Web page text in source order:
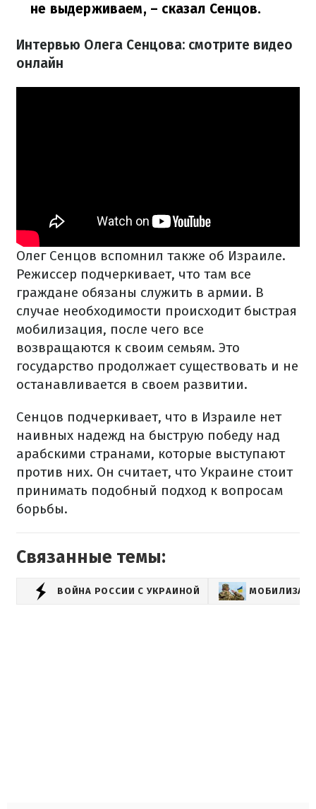
не выдерживаем, – сказал Сенцов.
Интервью Олега Сенцова: смотрите видео
онлайн
Олег Сенцов вспомнил также об Израиле.
Режиссер подчеркивает, что там все
граждане обязаны служить в армии. В
случае необходимости происходит быстрая
мобилизация, после чего все
возвращаются к своим семьям. Это
государство продолжает существовать и не
останавливается в своем развитии.
Сенцов подчеркивает, что в Израиле нет
наивных надежд на быструю победу над
арабскими странами, которые выступают
против них. Он считает, что Украине стоит
принимать подобный подход к вопросам
борьбы.
Связанные темы:
ВОЙНА РОССИИ С УКРАИНОЙ